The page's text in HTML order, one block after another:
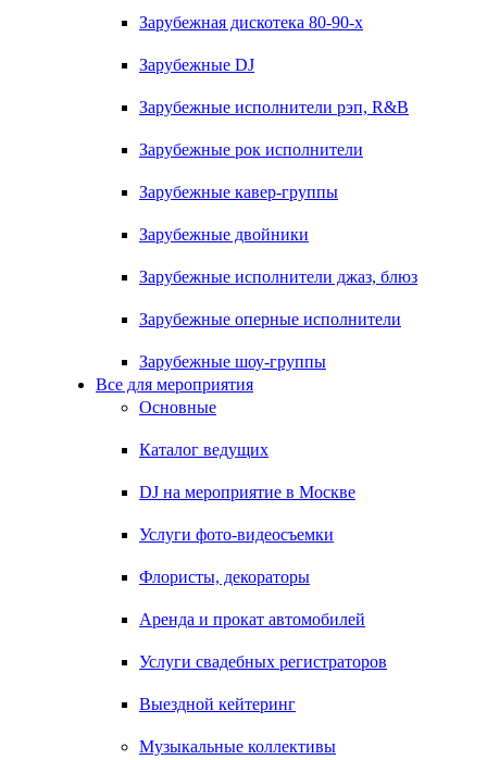
Зарубежная дискотека 80-90-х
Зарубежные DJ
Зарубежные исполнители рэп, R&B
Зарубежные рок исполнители
Зарубежные кавер-группы
Зарубежные двойники
Зарубежные исполнители джаз, блюз
Зарубежные оперные исполнители
Зарубежные шоу-группы
Все для мероприятия
Основные
Каталог ведущих
DJ на мероприятие в Москве
Услуги фото-видеосъемки
Флористы, декораторы
Аренда и прокат автомобилей
Услуги свадебных регистраторов
Выездной кейтеринг
Музыкальные коллективы